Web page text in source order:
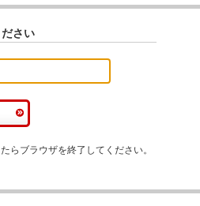
さい
らブラウザを終了してください。